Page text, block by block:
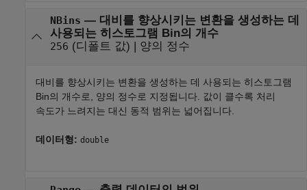
NBins — 대비를 향상시키는 변환을 생성하는 데
사용되는 히스토그램 Bin의 개수
256 (디폴트 값) | 양의 정수
대비를 향상시키는 변환을 생성하는 데 사용되는 히스토그램
Bin의 개수로, 양의 정수로 지정됩니다. 값이 클수록 처리
속도가 느려지는 대신 동적 범위는 넓어집니다.
데이터형: double